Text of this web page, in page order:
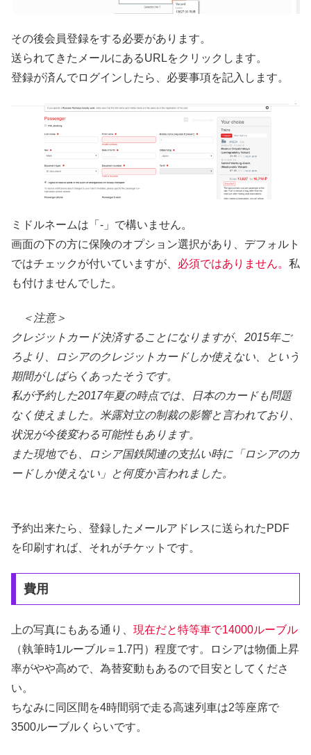
その後会員登録をする必要があります。
送られてきたメールにあるURLをクリックします。
登録が済んでログインしたら、必要事項を記入します。
ミドルネームは「-」で構いません。
画面の下の方に保険のオプション選択があり、デフォルト
ではチェックが付いていますが、 必須ではありません。 私
も付けませんでした。
＜注意＞
クレジットカード決済することになりますが、2015年ご
ろより、ロシアのクレジットカードしか使えない、という
期間がしばらくあったそうです。
私が予約した2017年夏の時点では、日本のカードも問題
なく使えました。米露対立の制裁の影響と言われており、
状況が今後変わる可能性もあります。
また現地でも、ロシア国鉄関連の支払い時に「ロシアのカ
ードしか使えない」と何度か言われました。
予約出来たら、登録したメールアドレスに送られたPDF
を印刷すれば、それがチケットです。
費用
上の写真にもある通り、 現在だと特等車で14000ルーブル
（執筆時1ルーブル＝1.7円）程度です。ロシアは物価上昇
率がやや高めで、為替変動もあるので目安としてくださ
い。
ちなみに同区間を4時間弱で走る高速列車は2等座席で
3500ルーブルくらいです。